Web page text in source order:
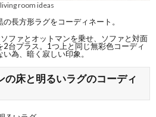
room ideas
長方形ラグをコーディネート。
ファとオットマンを乗せ、ソファと対面
台プラス。1つ上と同じ無彩色コーディ
為、暗く寂しい印象。
床と明るいラグのコーディ